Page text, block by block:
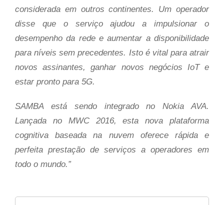
considerada em outros continentes. Um operador
disse que o serviço ajudou a impulsionar o
desempenho da rede e aumentar a disponibilidade
para níveis sem precedentes. Isto é vital para atrair
novos assinantes, ganhar novos negócios IoT e
estar pronto para 5G.
SAMBA está sendo integrado no Nokia AVA.
Lançada no MWC 2016, esta nova plataforma
cognitiva baseada na nuvem oferece rápida e
perfeita prestação de serviços a operadores em
todo o mundo.”